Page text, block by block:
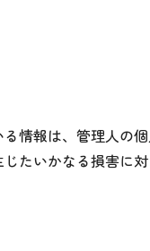
情報は、管理人の
たいかなる損害に